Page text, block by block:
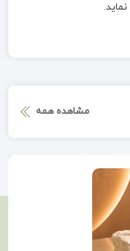
مشاهده همه